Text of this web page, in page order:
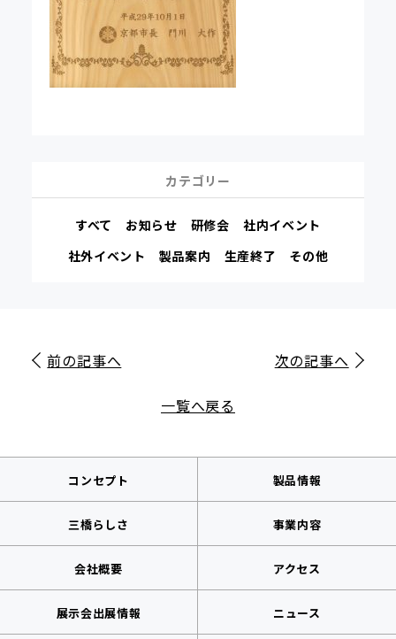
カテゴリー
すべて お知らせ 研修会
社内イベント
社外イベント
製品案内 生産終了 その他
前の記事へ
一覧へ戻る
次の記事へ
コンセプト 製品情報
三橋らしさ 事業内容
会社概要 アクセス
展示会出展情報 ニュース